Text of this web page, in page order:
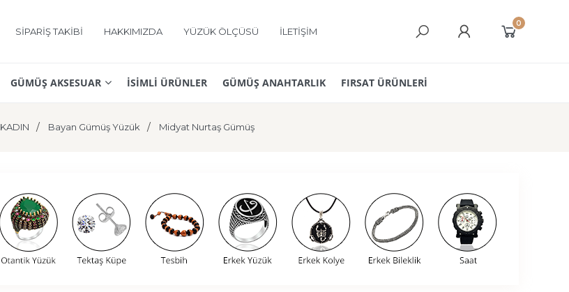
SİPARİŞ TAKİBİ HAKKIMIZDA YÜZÜK ÖLÇÜSÜ İLETİŞİM
0
GÜMÜŞ AKSESUAR İSİMLİ ÜRÜNLER GÜMÜŞ ANAHTARLIK FIRSAT ÜRÜNLERİ
KADIN Bayan Gümüş Yüzük Midyat Nurtaş Gümüş